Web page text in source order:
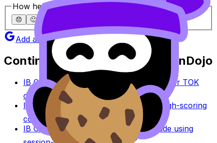
How helpful was this article?
😞 🙁 😐
Add as a preferred source on Google
Continue studying with RevisionDojo
IB Coursework Grader
Check an IA, EE, or TOK
draft against IB assessment criteria.
IB Coursework Examples
Learn from high-scoring
coursework across IB subjects.
IB Grade Calculator
Estimate an IB grade using